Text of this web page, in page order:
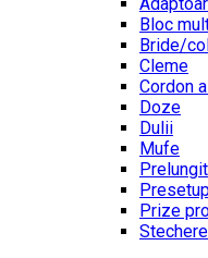
Bloc
Bride/
Cleme
Cordon
Doze
Dulii
Mufe
Prize